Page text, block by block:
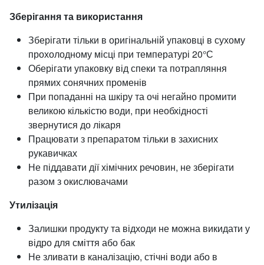
Зберігання та використання
Зберігати тільки в оригінальній упаковці в сухому
прохолодному місці при температурі 20°С
Оберігати упаковку від спеки та потрапляння
прямих сонячних променів
При попаданні на шкіру та очі негайно промити
великою кількістю води, при необхідності
звернутися до лікаря
Працювати з препаратом тільки в захисних
рукавичках
Не піддавати дії хімічних речовин, не зберігати
разом з окислювачами
Утилізація
Залишки продукту та відходи не можна викидати у
відро для сміття або бак
Не зливати в каналізацію, стічні води або в